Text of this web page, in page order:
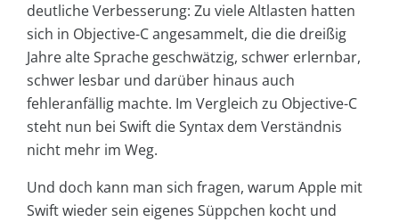
deutliche Verbesserung: Zu viele Altlasten hatten
sich in Objective-C angesammelt, die die dreißig
Jahre alte Sprache geschwätzig, schwer erlernbar,
schwer lesbar und darüber hinaus auch
fehleranfällig machte. Im Vergleich zu Objective-C
steht nun bei Swift die Syntax dem Verständnis
nicht mehr im Weg.
Und doch kann man sich fragen, warum Apple mit
Swift wieder sein eigenes Süppchen kocht und